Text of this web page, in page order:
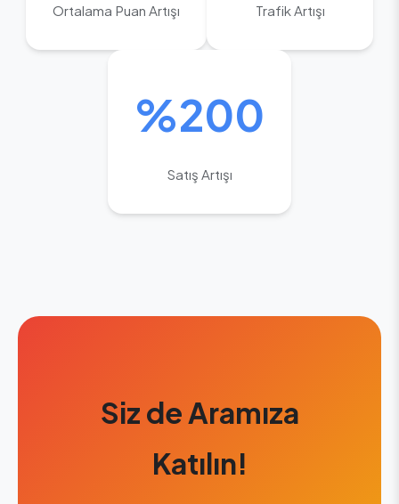
Ortalama Puan Artışı Trafik Artışı
%200
Satış Artışı
Siz de Aramıza
Katılın!